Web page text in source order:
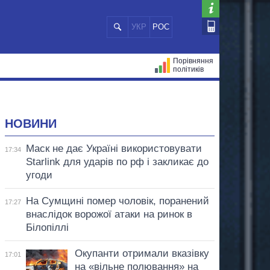
УКР РОС
Порівняння
політиків
НОВИНИ
17:34
Маск не дає Україні використовувати
Starlink для ударів по рф і закликає до
угоди
17:27
На Сумщині помер чоловік, поранений
внаслідок ворожої атаки на ринок в
Білопіллі
17:01
Окупанти отримали вказівку
на «вільне полювання» на